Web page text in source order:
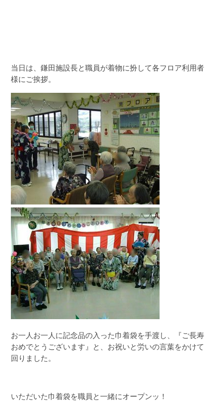
当日は、鎌田施設長と職員が着物に扮して各フロア利用者
様にご挨拶。
お一人お一人に記念品の入った巾着袋を手渡し、『ご長寿
おめでとうございます』と、お祝いと労いの言葉をかけて
回りました。
いただいた巾着袋を職員と一緒にオープンッ！